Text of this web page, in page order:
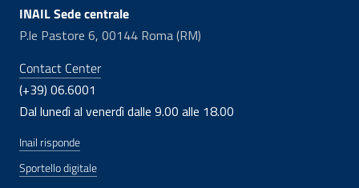
INAIL Sede centrale
P.le Pastore 6, 00144 Roma (RM)
Contact Center
(+39) 06.6001
Dal lunedì al venerdì dalle 9.00 alle 18.00
Inail risponde
Sportello digitale